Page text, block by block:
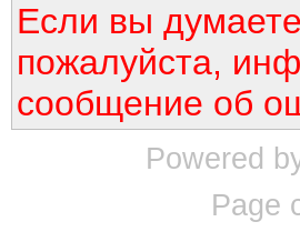
Если вы
пожалуйста,
сообщение об
Powered
Page